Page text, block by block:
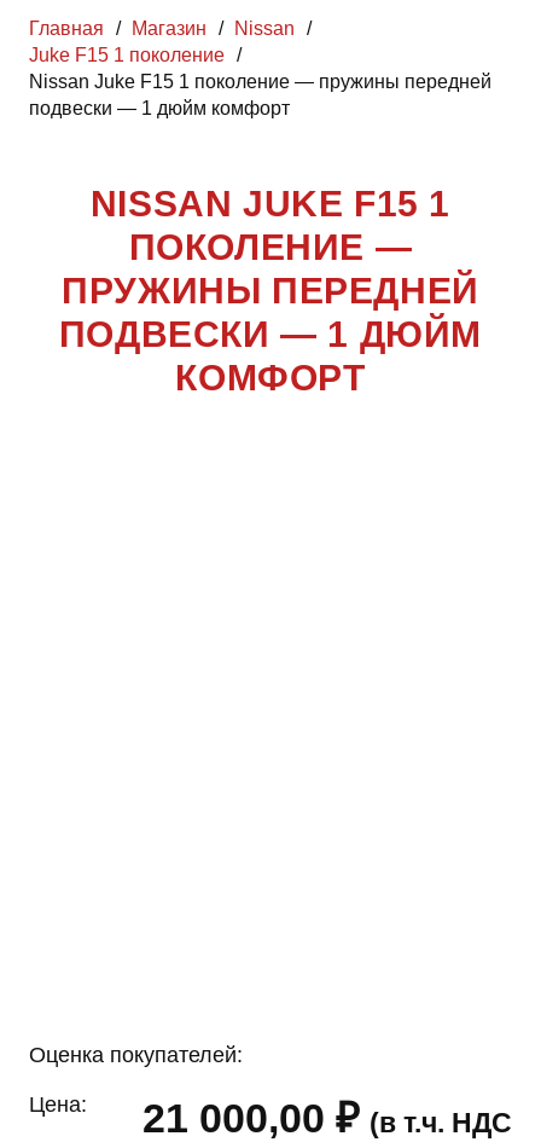
Главная / Магазин / Nissan
/
Juke F15 1 поколение /
Nissan Juke F15 1 поколение — пружины передней
подвески — 1 дюйм комфорт
NISSAN JUKE F15 1
ПОКОЛЕНИЕ —
ПРУЖИНЫ ПЕРЕДНЕЙ
ПОДВЕСКИ — 1 ДЮЙМ
КОМФОРТ
Оценка покупателей:
Цена: 21 000,00 ₽ (в т.ч. НДС